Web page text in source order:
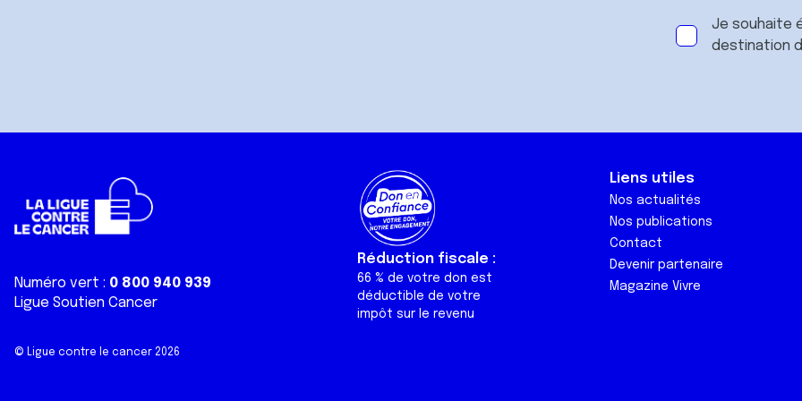
Je souhaite
destination
Numéro vert : 0 800 940 939
Ligue Soutien Cancer
Réduction fiscale :
66 % de votre don est
déductible de votre
impôt sur le revenu
Liens utiles
Nos actualités
Nos publications
Contact
Devenir partenaire
Magazine Vivre
© Ligue contre le cancer 2026